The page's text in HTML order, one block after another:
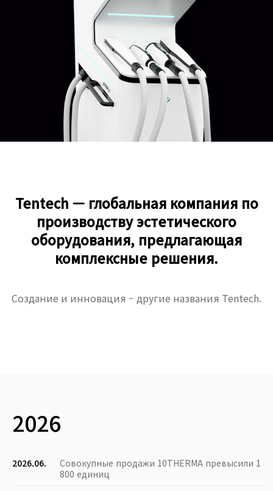
Tentech — глобальная компания по
производству эстетического
оборудования, предлагающая
комплексные решения.
Создание и инновация – другие названия Tentech.
2026
2026.06.
Совокупные продажи 10THERMA превысили 1
800 единиц